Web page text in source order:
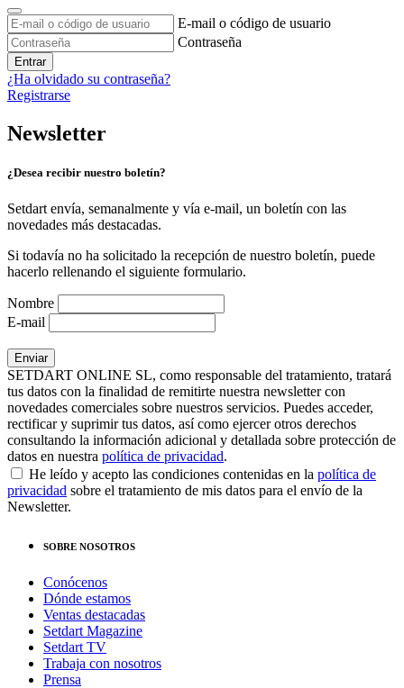
E-mail o código de usuario
Contraseña
Entrar
¿Ha olvidado su contraseña?
Registrarse
Newsletter
¿Desea recibir nuestro boletín?
Setdart envía, semanalmente y vía e-mail, un boletín con las
novedades más destacadas.
Si todavía no ha solicitado la recepción de nuestro boletín, puede
hacerlo rellenando el siguiente formulario.
Nombre
E-mail
SETDART ONLINE SL, como responsable del tratamiento, tratará
tus datos con la finalidad de remitirte nuestra newsletter con
novedades comerciales sobre nuestros servicios. Puedes acceder,
rectificar y suprimir tus datos, así como ejercer otros derechos
consultando la información adicional y detallada sobre protección de
datos en nuestra política de privacidad.
He leído y acepto las condiciones contenidas en la política de
privacidad sobre el tratamiento de mis datos para el envío de la
Newsletter.
SOBRE NOSOTROS
Conócenos
Dónde estamos
Ventas destacadas
Setdart Magazine
Setdart TV
Trabaja con nosotros
Prensa